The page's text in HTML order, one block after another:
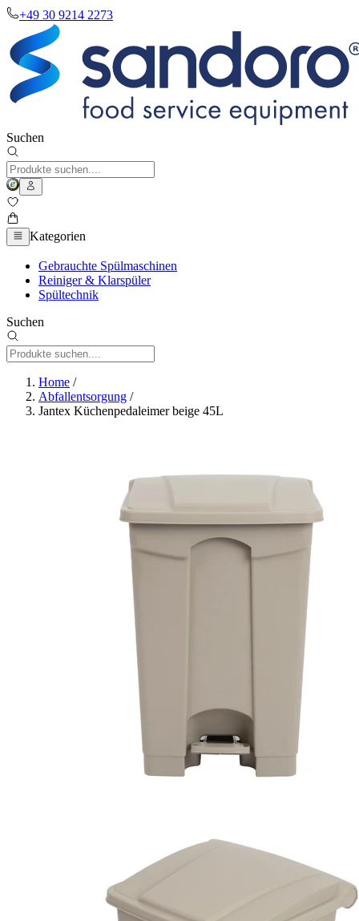
+49 30 9214 2273
Suchen
Kategorien
Gebrauchte Spülmaschinen
Reiniger & Klarspüler
Spültechnik
Suchen
Home /
Abfallentsorgung /
Jantex Küchenpedaleimer beige 45L